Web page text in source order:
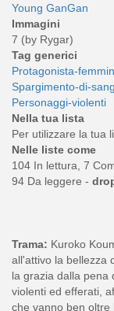
Young GanGan
Immagini
7 (by Rygar)
Tag generici
Protagonista-
Spargimento-di-
Personaggi-violenti
Nella tua lista
Per utilizzare la tua
Nelle liste come
104 In lettura, 7
94 Da leggere -
Trama: Kuroko
all'attivo la bellezza
la grazia dalla pena
violenti ed efferati,
che vanno ben oltre